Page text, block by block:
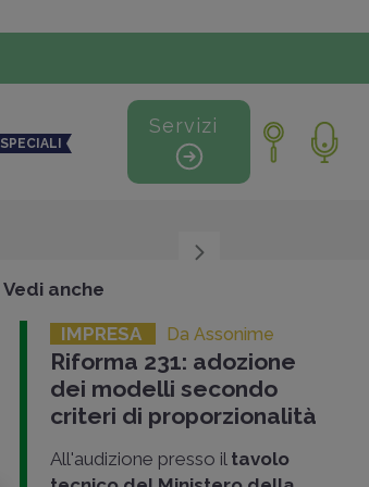
SPECIALI
Servizi
Vedi anche
IMPRESA Da Assonime
Riforma 231: adozione
dei modelli secondo
criteri di proporzionalità
All'audizione presso il tavolo